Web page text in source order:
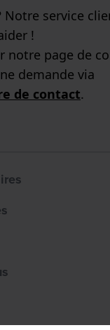
Notre service
!
notre page de
demande via
de contact.